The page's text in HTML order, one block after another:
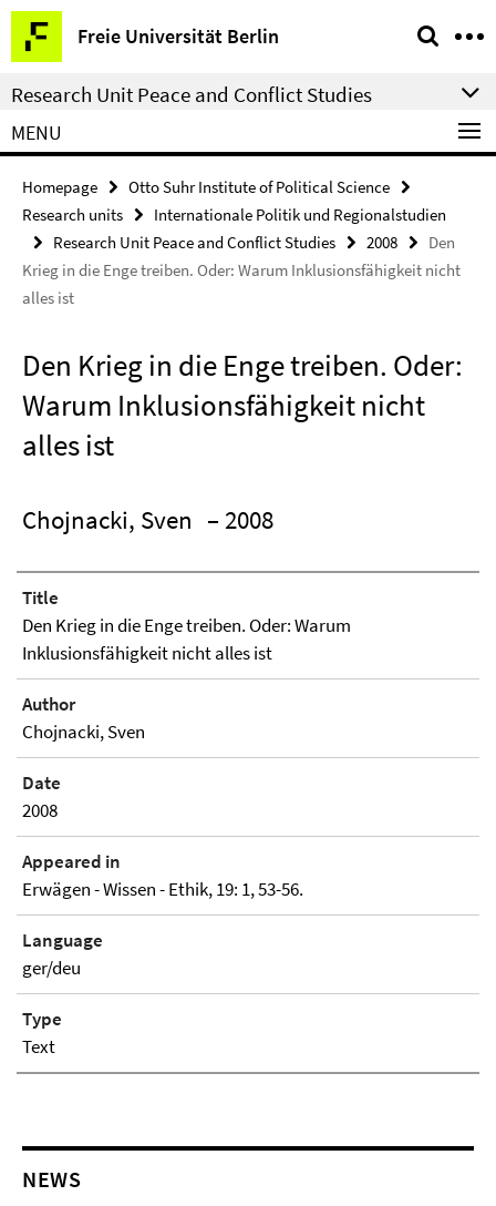
Springe
direkt
zu
Inhalt
Freie Universität Berlin
Service
Navigation
Research Unit Peace and Conflict Studies
MENU
Homepage
Otto Suhr Institute of Political Science
Research units
Internationale Politik und Regionalstudien
Research Unit Peace and Conflict Studies
2008
Den
Krieg in die Enge treiben. Oder: Warum Inklusionsfähigkeit nicht
alles ist
Den Krieg in die Enge treiben. Oder:
Warum Inklusionsfähigkeit nicht
alles ist
Chojnacki, Sven – 2008
Title
Den Krieg in die Enge treiben. Oder: Warum
Inklusionsfähigkeit nicht alles ist
Author
Chojnacki, Sven
Date
2008
Appeared in
Erwägen - Wissen - Ethik, 19: 1, 53-56.
Language
ger/deu
Type
Text
NEWS